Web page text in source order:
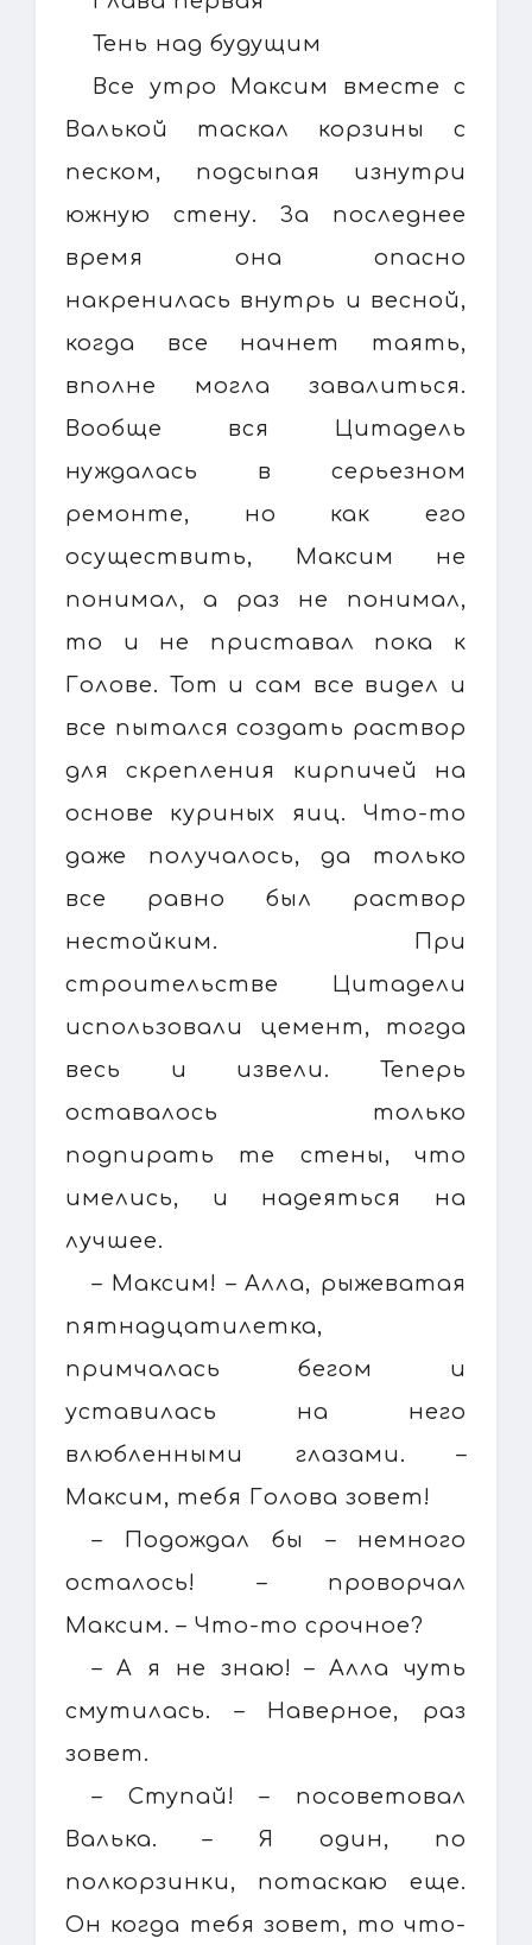
Тень над будущим
Все утро Максим вместе с
Валькой таскал корзины с
песком, подсыпая изнутри
южную стену. За последнее
время она опасно
накренилась внутрь и весной,
когда все начнет таять,
вполне могла завалиться.
Вообще вся Цитадель
нуждалась в серьезном
ремонте, но как его
осуществить, Максим не
понимал, а раз не понимал,
то и не приставал пока к
Голове. Тот и сам все видел и
все пытался создать раствор
для скрепления кирпичей на
основе куриных яиц. Что-то
даже получалось, да только
все равно был раствор
нестойким. При
строительстве Цитадели
использовали цемент, тогда
весь и извели. Теперь
оставалось только
подпирать те стены, что
имелись, и надеяться на
лучшее.
– Максим! – Алла, рыжеватая
пятнадцатилетка,
примчалась бегом и
уставилась на него
влюбленными глазами. –
Максим, тебя Голова зовет!
– Подождал бы – немного
осталось! – проворчал
Максим. – Что-то срочное?
– А я не знаю! – Алла чуть
смутилась. – Наверное, раз
зовет.
– Ступай! – посоветовал
Валька. – Я один, по
полкорзинки, потаскаю еще.
Он когда тебя зовет, то что-